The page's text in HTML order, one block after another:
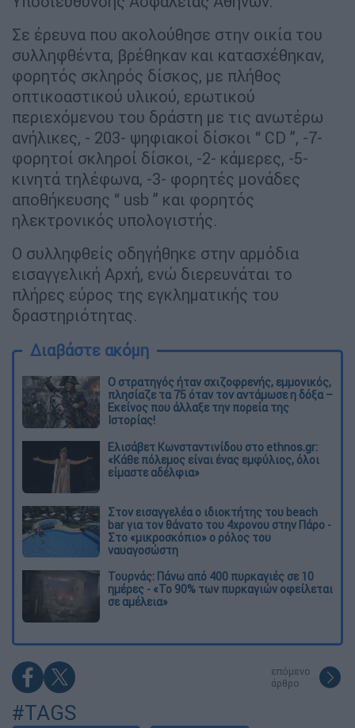
Σε έρευνα που ακολούθησε στην οικία του
συλληφθέντα, βρέθηκαν και κατασχέθηκαν,
φορητός σκληρός δίσκος, με πλήθος
οπτικοαστικού υλικού, ερωτικού
περιεχόμενου του δράστη με τις ανωτέρω
ανήλικες, - 203- ψηφιακοί δίσκοι “ CD ”, -7-
φορητοί σκληροί δίσκοι, -2- κάμερες, -5-
κινητά τηλέφωνα, -3- φορητές μονάδες
αποθήκευσης “ usb ” και φορητός
ηλεκτρονικός υπολογιστής.
Ο συλληφθείς οδηγήθηκε στην αρμόδια
εισαγγελική Αρχή, ενώ διερευνάται το
πλήρες εύρος της εγκληματικής του
δραστηριότητας.
Διαβάστε ακόμη
O στρατηγός ήταν σχιζοφρενής, εμμονικός,
πλησίαζε τα 75 όταν τον αντάμωσε η δόξα –
Εκείνος που άλλαξε την πορεία της
Ιστορίας!
Ελισάβετ Κωνσταντινίδου στο ethnos.gr:
«Κάθε πόλεμος είναι ένας εμφύλιος, όλοι
είμαστε αδέλφια»
Στον εισαγγελέα ο ιδιοκτήτης του beach
bar για τον θάνατο του 4χρονου στην Πάρο -
Στο «μικροσκόπιο» ο ρόλος του
ναυαγοσώστη
Τουρνάς: Πάνω από 400 πυρκαγιές σε 10
ημέρες - «Το 90% των πυρκαγιών οφείλεται
σε αμέλεια»
επόμενο
άρθρο
#TAGS